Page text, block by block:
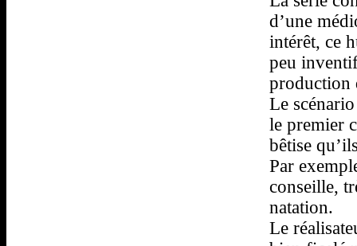
d’une
intérêt, ce
peu
production
Le
le premier
bêtise
Par
conseille,
natation.
Le